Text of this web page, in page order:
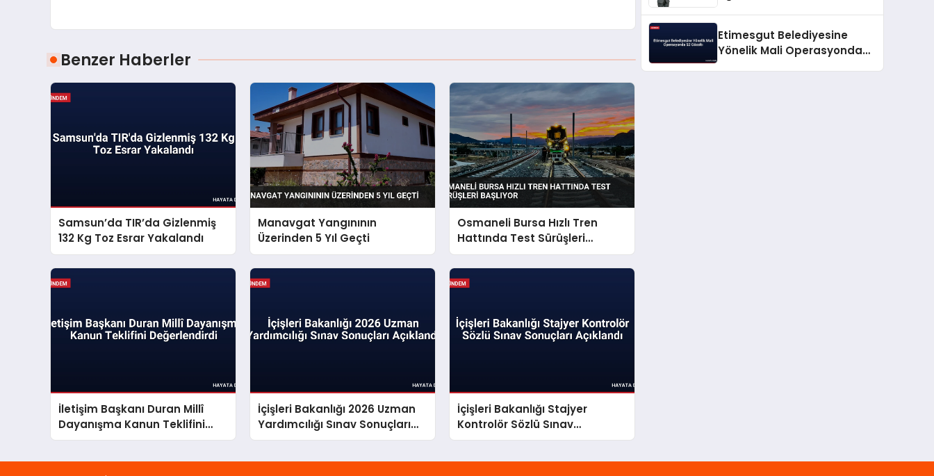
Benzer Haberler
Samsun’da TIR’da Gizlenmiş
132 Kg Toz Esrar Yakalandı
Manavgat Yangınının
Üzerinden 5 Yıl Geçti
Osmaneli Bursa Hızlı Tren
Hattında Test Sürüşleri
Başlıyor
İletişim Başkanı Duran Millî
Dayanışma Kanun Teklifini
Değerlendirdi
İçişleri Bakanlığı 2026 Uzman
Yardımcılığı Sınav Sonuçları
Açıklandı
İçişleri Bakanlığı Stajyer
Kontrolör Sözlü Sınav
Sonuçları Açıklandı
Etimesgut Belediyesine
Yönelik Mali Operasyonda